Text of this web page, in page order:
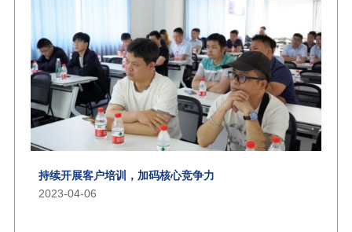
持续开展客户培训，加码核心竞争力
2023-04-06